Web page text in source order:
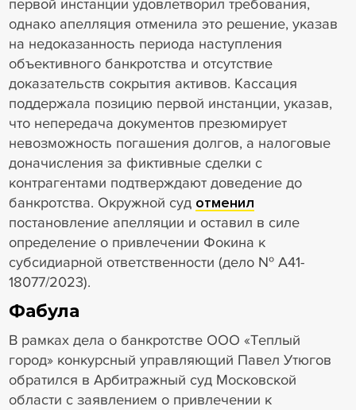
первой инстанции удовлетворил требования,
однако апелляция отменила это решение, указав
на недоказанность периода наступления
объективного банкротства и отсутствие
доказательств сокрытия активов. Кассация
поддержала позицию первой инстанции, указав,
что непередача документов презюмирует
невозможность погашения долгов, а налоговые
доначисления за фиктивные сделки с
контрагентами подтверждают доведение до
банкротства. Окружной суд отменил
постановление апелляции и оставил в силе
определение о привлечении Фокина к
субсидиарной ответственности (дело № А41-
18077/2023).
Фабула
В рамках дела о банкротстве ООО «Теплый
город» конкурсный управляющий Павел Утюгов
обратился в Арбитражный суд Московской
области с заявлением о привлечении к